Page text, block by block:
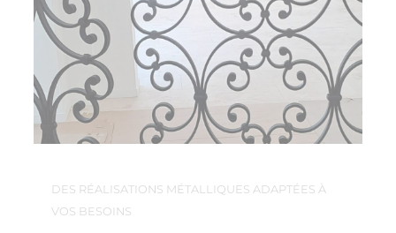
DES RÉALISATIONS MÉTALLIQUES ADAPTÉES À
VOS BESOINS